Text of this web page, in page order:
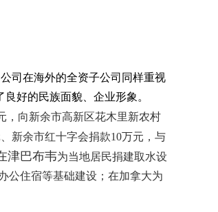
司在海外的全资子公司同样重视
好的民族面貌、企业形象。
，向新余市高新区花木里新农村
新余市红十字会捐款10万元，与
津巴布韦为当地居民捐建取水设
公住宿等基础建设；在加拿大为